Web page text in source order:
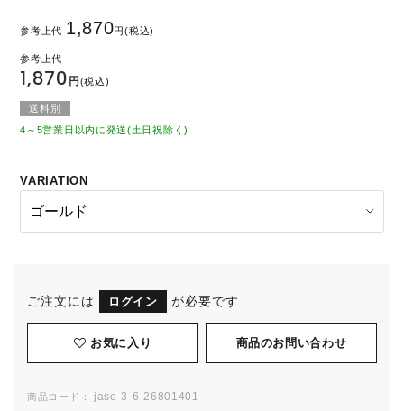
参考上代 1,870円(税込)
1,870 円(税込)
送料別
4～5営業日以内に発送(土日祝除く)
VARIATION
ご注文には ログイン が必要です
お気に入り
商品コード： jaso-3-6-26801401